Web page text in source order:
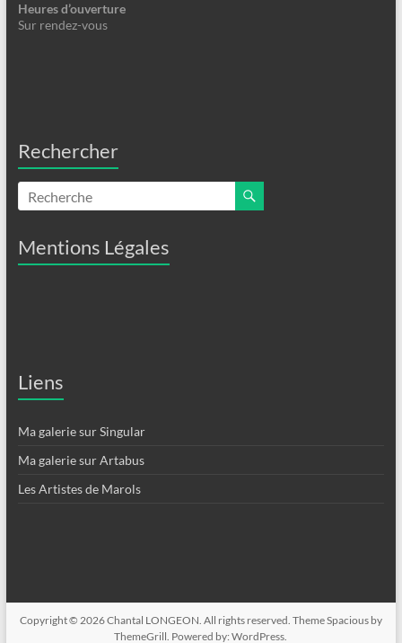
Heures d’ouverture
Sur rendez-vous
Rechercher
Mentions Légales
Liens
Ma galerie sur Singular
Ma galerie sur Artabus
Les Artistes de Marols
Copyright © 2026Chantal LONGEON. All rights reserved. ThemeSpaciousby
ThemeGrill. Powered by:WordPress.